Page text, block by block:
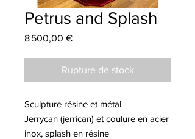
Petrus and Splash
8 500,00 €Prix
Rupture de stock
Sculpture résine et métal
Jerrycan (jerrican) et coulure en acier
inox, splash en résine